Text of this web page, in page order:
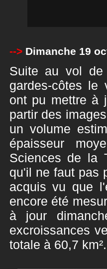
-->Dimanche 19
Suite au vol de
gardes-côtes le
ont pu mettre à
partir des
un volume
épaisseur
Sciences de la
qu'il ne faut pas
acquis vu que
encore été
à jour
excroissances
totale à 60,7 km².